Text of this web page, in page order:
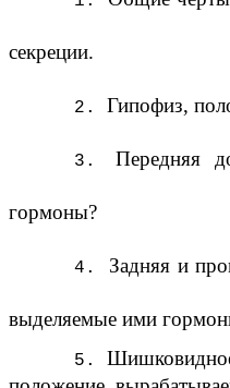
секреции.
Гипофиз,
Передняя
гормоны?
Задняя и
выделяемые ими